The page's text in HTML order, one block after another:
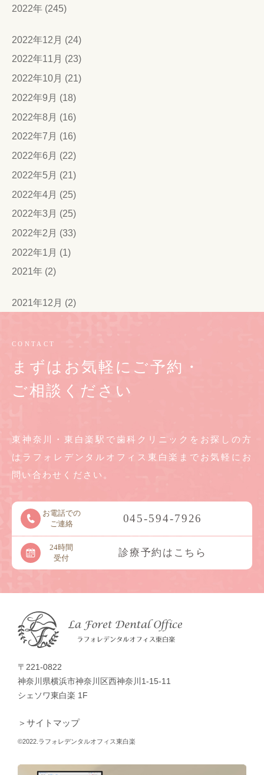
2022年 (245)
2022年12月 (24)
2022年11月 (23)
2022年10月 (21)
2022年9月 (18)
2022年8月 (16)
2022年7月 (16)
2022年6月 (22)
2022年5月 (21)
2022年4月 (25)
2022年3月 (25)
2022年2月 (33)
2022年1月 (1)
2021年 (2)
2021年12月 (2)
CONTACT
まずはお気軽にご予約・
ご相談ください
東神奈川・東白楽駅で歯科クリニックをお探しの方
は ラフォレデンタルオフィス東白楽までお気軽に お
問い合わせください。
お電話での
ご連絡
045-594-7926
24時間
受付
診療予約はこちら
〒221-0822
神奈川県横浜市神奈川区西神奈川1-15-11
シェソワ東白楽 1F
＞サイトマップ
©2022.ラフォレデンタルオフィス東白楽